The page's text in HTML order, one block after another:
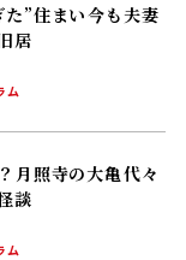
”住まい――今も夫妻
居
ム
照寺の大亀――代々
談
ム